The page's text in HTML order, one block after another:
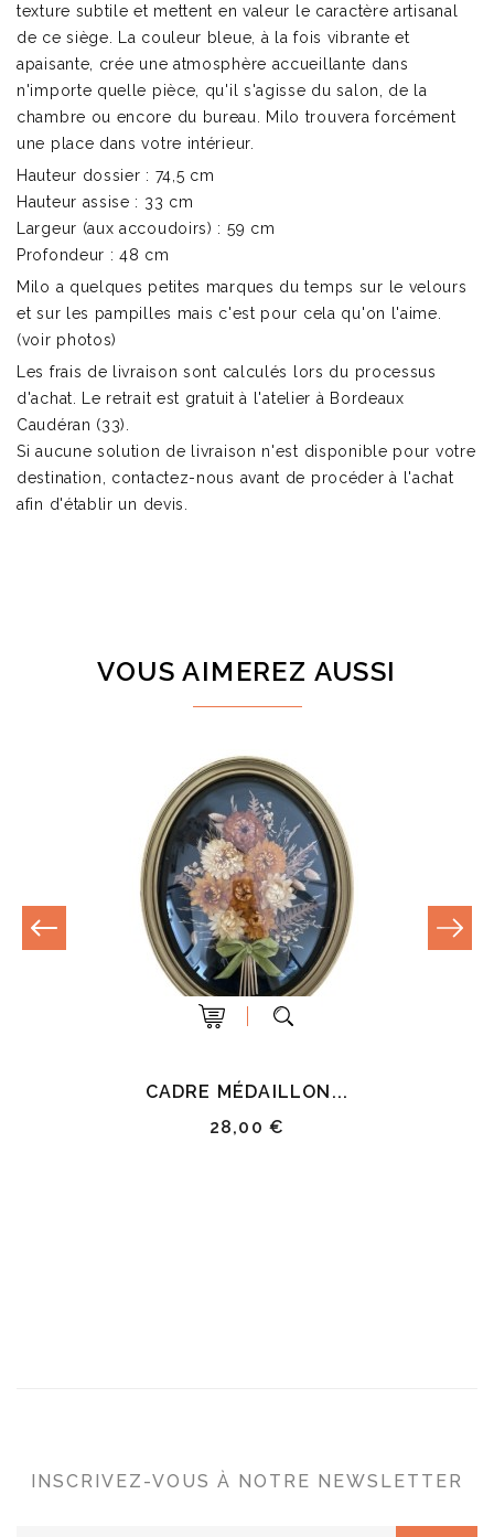
texture subtile et mettent en valeur le caractère artisanal
de ce siège. La couleur bleue, à la fois vibrante et
apaisante, crée une atmosphère accueillante dans
n'importe quelle pièce, qu'il s'agisse du salon, de la
chambre ou encore du bureau. Milo trouvera forcément
une place dans votre intérieur.
Hauteur dossier : 74,5 cm
Hauteur assise : 33 cm
Largeur (aux accoudoirs) : 59 cm
Profondeur : 48 cm
Milo a quelques petites marques du temps sur le velours
et sur les pampilles mais c'est pour cela qu'on l'aime.
(voir photos)
Les frais de livraison sont calculés lors du processus
d'achat. Le retrait est gratuit à l'atelier à Bordeaux
Caudéran (33).
Si aucune solution de livraison n'est disponible pour votre
destination, contactez-nous avant de procéder à l'achat
afin d'établir un devis.
VOUS AIMEREZ AUSSI
CADRE MÉDAILLON...
28,00 €
INSCRIVEZ-VOUS À NOTRE NEWSLETTER